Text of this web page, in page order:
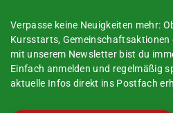
Verpasse keine Neuigkeiten mehr:
Kursstarts, Gemeinschaftsaktionen
mit unserem Newsletter bist du
Einfach anmelden und regelmäßig
aktuelle Infos direkt ins Postfach